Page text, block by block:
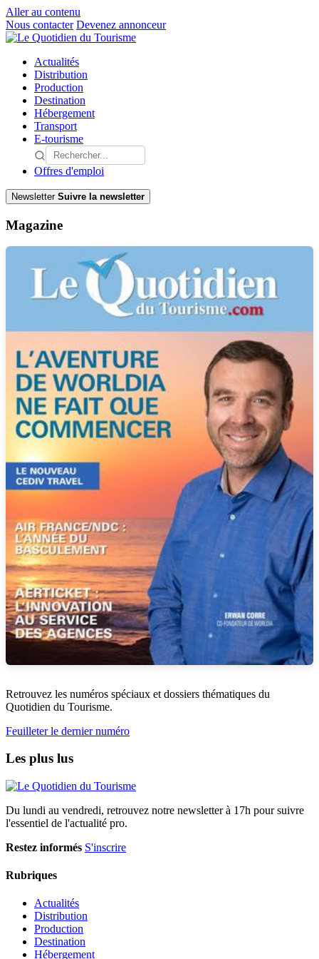
Aller au contenu
Nous contacter Devenez annonceur
Actualités
Distribution
Production
Destination
Hébergement
Transport
E-tourisme
Offres d'emploi
Newsletter Suivre la newsletter
Magazine
Retrouvez les numéros spéciaux et dossiers thématiques du
Quotidien du Tourisme.
Feuilleter le dernier numéro
Les plus lus
Du lundi au vendredi, retrouvez notre newsletter à 17h pour suivre
l'essentiel de l'actualité pro.
Restez informés S'inscrire
Rubriques
Actualités
Distribution
Production
Destination
Hébergement